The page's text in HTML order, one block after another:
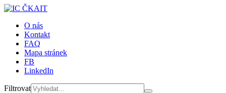
O nás
Kontakt
FAQ
Mapa stránek
FB
LinkedIn
Filtrovat